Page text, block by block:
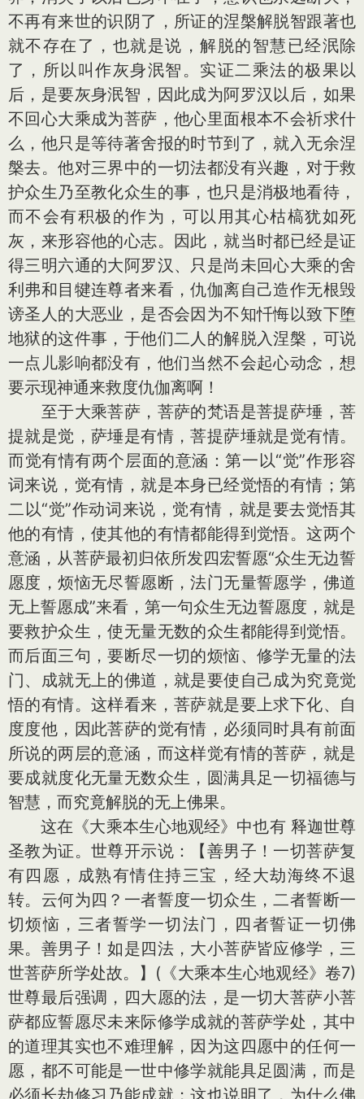
不再有来世的识阴了，所证的涅槃解脱智跟著也
就不存在了，也就是说，解脱的智慧已经泯除
了，所以叫作灰身泯智。实证二乘法的极果以
后，是要灰身泯智，因此成为阿罗汉以后，如果
不回心大乘成为菩萨，他心里面根本不会祈求什
么，他只是等待著舍报的时节到了，就入无余涅
槃去。他对三界中的一切法都没有兴趣，对于救
护众生乃至教化众生的事，也只是消极地看待，
而不会有积极的作为，可以用其心枯槁犹如死
灰，来形容他的心志。因此，就当时都已经是证
得三明六通的大阿罗汉、只是尚未回心大乘的舍
利弗和目犍连尊者来看，仇伽离自己造作无根毁
谤圣人的大恶业，是否会因为不知忏悔以致下堕
地狱的这件事，于他们二人的解脱入涅槃，可说
一点儿影响都没有，他们当然不会起心动念，想
要示现神通来救度仇伽离啊！
至于大乘菩萨，菩萨的梵语是菩提萨埵，菩
提就是觉，萨埵是有情，菩提萨埵就是觉有情。
而觉有情有两个层面的意涵：第一以“觉”作形容
词来说，觉有情，就是本身已经觉悟的有情；第
二以“觉”作动词来说，觉有情，就是要去觉悟其
他的有情，使其他的有情都能得到觉悟。这两个
意涵，从菩萨最初归依所发四宏誓愿“众生无边誓
愿度，烦恼无尽誓愿断，法门无量誓愿学，佛道
无上誓愿成”来看，第一句众生无边誓愿度，就是
要救护众生，使无量无数的众生都能得到觉悟。
而后面三句，要断尽一切的烦恼、修学无量的法
门、成就无上的佛道，就是要使自己成为究竟觉
悟的有情。这样看来，菩萨就是要上求下化、自
度度他，因此菩萨的觉有情，必须同时具有前面
所说的两层的意涵，而这样觉有情的菩萨，就是
要成就度化无量无数众生，圆满具足一切福德与
智慧，而究竟解脱的无上佛果。
这在《大乘本生心地观经》中也有 释迦世尊
圣教为证。世尊开示说：【善男子！一切菩萨复
有四愿，成熟有情住持三宝，经大劫海终不退
转。云何为四？一者誓度一切众生，二者誓断一
切烦恼，三者誓学一切法门，四者誓证一切佛
果。善男子！如是四法，大小菩萨皆应修学，三
世菩萨所学处故。】(《大乘本生心地观经》卷7)
世尊最后强调，四大愿的法，是一切大菩萨小菩
萨都应誓愿尽未来际修学成就的菩萨学处，其中
的道理其实也不难理解，因为这四愿中的任何一
愿，都不可能是一世中修学就能具足圆满，而是
必须长劫修习乃能成就；这也说明了，为什么佛